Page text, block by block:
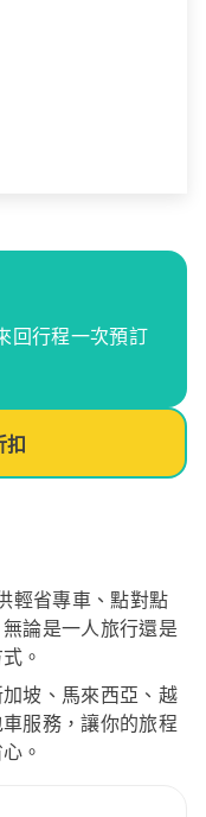
回行程一次預訂
扣
輕省專車、點對點
論是一人旅行還是
。
坡、馬來西亞、越
服務，讓你的旅程
。